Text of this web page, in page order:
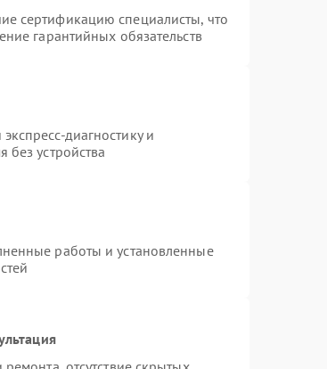
сертификацию специалисты, что
гарантийных обязательств
диагностику и
устройства
работы и установленные